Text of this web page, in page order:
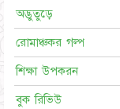
অদ্ভুতুড়ে
রোমাঞ্চকর গল্প
শিক্ষা উপকরন
বুক রিভিউ